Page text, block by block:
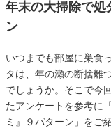
年末の大掃除で処
ン
いつまでも部屋に巣食
タは、年の瀬の断捨離
でしょうか。そこで今
たアンケートを参考に
ミ』９パターン」をご